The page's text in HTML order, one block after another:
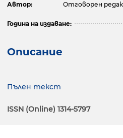
Автор:
Отговорен
Година на издаване:
Описание
Пълен текст
ISSN (Online) 1314-5797